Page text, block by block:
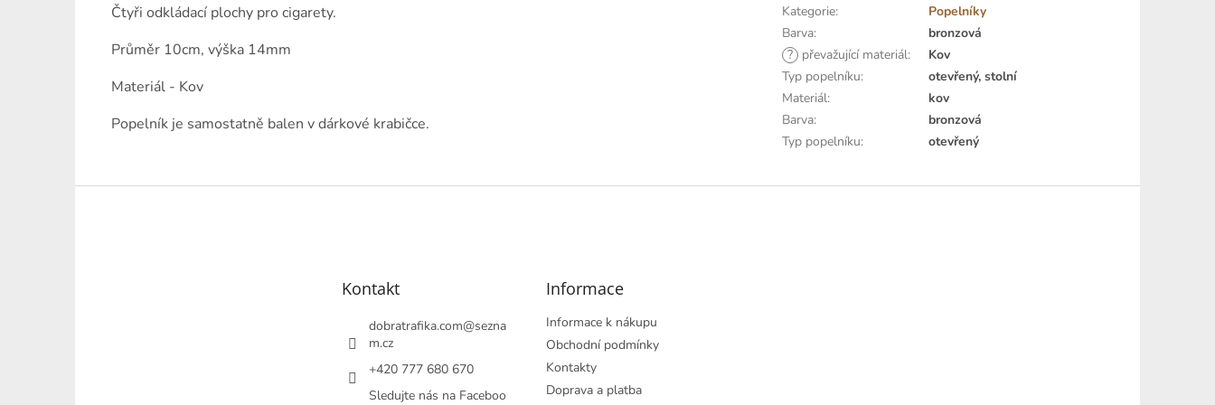
Čtyři odkládací plochy pro cigarety.
Průměr 10cm, výška 14mm
Materiál - Kov
Popelník je samostatně balen v dárkové krabičce.
Kategorie:
Popelníky
Barva:
bronzová
? převažující materiál:
Kov
Typ popelníku:
otevřený, stolní
Materiál:
kov
Barva:
bronzová
Typ popelníku: otevřený
Kontakt
dobratrafika.com@sezna
m.cz
+420 777 680 670
Sledujte nás na Faceboo
Informace
Informace k nákupu
Obchodní podmínky
Kontakty
Doprava a platba